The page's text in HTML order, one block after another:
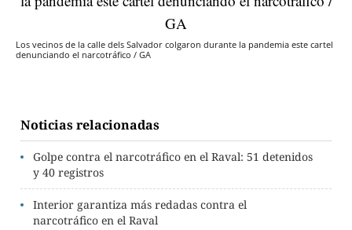
Los vecinos de la calle dels Salvador colgaron durante la pandemia este cartel
denunciando el narcotráfico / GA
Noticias relacionadas
Golpe contra el narcotráfico en el Raval: 51 detenidos
y 40 registros
Interior garantiza más redadas contra el
narcotráfico en el Raval